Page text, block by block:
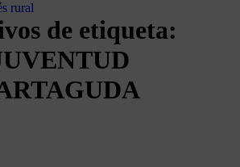
rural
de etiqueta: